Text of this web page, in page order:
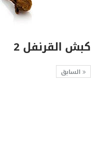
كبش القرنفل 2
السابق